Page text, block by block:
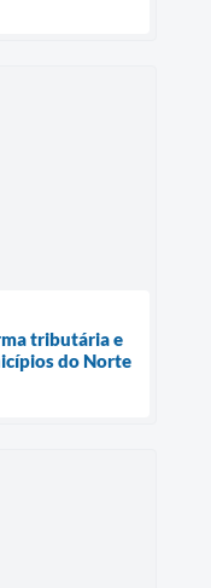
tributária e
do Norte